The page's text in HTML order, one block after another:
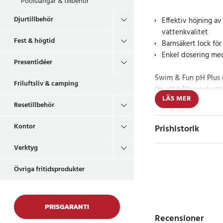
Djurtillbehör
Fest & högtid
Presentidéer
Friluftsliv & camping
Resetillbehör
Kontor
Verktyg
Övriga fritidsprodukter
PRISGARANTI
Effektiv höjning
vattenkvalitet
Barnsäkert lock
Enkel dosering
Swim & Fun pH
för att hålla
intervallet mellan
värde är
maximera
produkter. Ett
metalldelar från att
kvalitet utan att
LÄS MER
Prishistorik
Recensioner